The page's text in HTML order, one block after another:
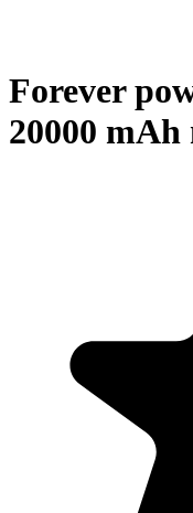
Forever
20000 mAh